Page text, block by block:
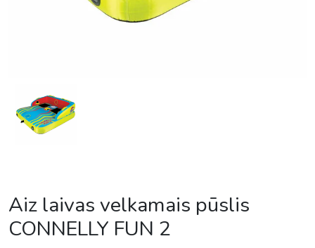
Aiz laivas velkamais pūslis
CONNELLY FUN 2